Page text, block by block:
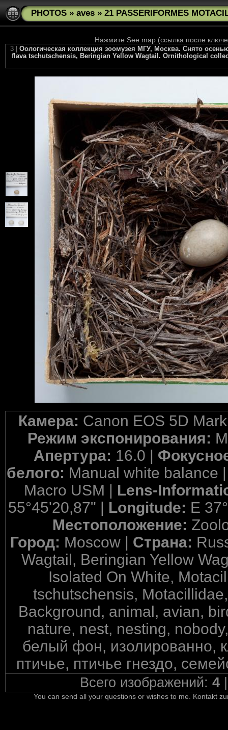
PHOTOS » aves » 21 PASSERIFORMES
Нажмите See map (ссылка после
3 |Оологическая коллекция зоомузея МГУ, Москва. Снято
flava tschutschensis, Beringian Yellow Wagtail. Ornithological
Камера: Canon EOS 5D
Режим экспонирования:
Апертура: 16.0 |
белого: Manual white balance
Macro USM | Lens-
55°45'20,87" | Longitude: E
Местоположение:
Город: Moscow | Страна:
Wagtail, Beringian Yellow
Isolated On White,
tschutschensis,
Background, animal, avian,
nature, nest, nesting,
белый фон, изолированно,
птичье, птичье гнездо,
Всего изображений: 4
You can send all your questions or wishes to me. Kontakt